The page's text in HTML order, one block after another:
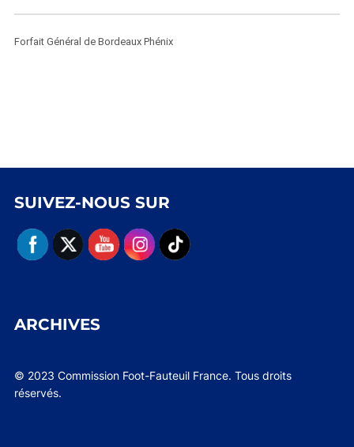
Forfait Général de Bordeaux Phénix
SUIVEZ-NOUS SUR
ARCHIVES
© 2023 Commission Foot-Fauteuil France. Tous droits
réservés.